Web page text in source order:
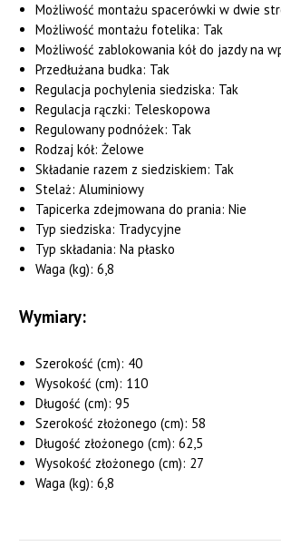
Możliwość montażu spacerówki w dwie
Możliwość montażu fotelika: Tak
Możliwość zablokowania kół do jazdy na
Przedłużana budka: Tak
Regulacja pochylenia siedziska: Tak
Regulacja rączki: Teleskopowa
Regulowany podnóżek: Tak
Rodzaj kół: Żelowe
Składanie razem z siedziskiem: Tak
Stelaż: Aluminiowy
Tapicerka zdejmowana do prania: Nie
Typ siedziska: Tradycyjne
Typ składania: Na płasko
Waga (kg): 6,8
Wymiary:
Szerokość (cm): 40
Wysokość (cm): 110
Długość (cm): 95
Szerokość złożonego (cm): 58
Długość złożonego (cm): 62,5
Wysokość złożonego (cm): 27
Waga (kg): 6,8